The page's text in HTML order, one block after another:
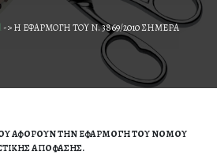
->Η ΕΦΑΡΜΟΓΗ ΤΟΥ Ν. 3869/2010 ΣΗΜΕΡΑ
ΑΦΟΡΟΥΝ ΤΗΝ ΕΦΑΡΜΟΓΗ ΤΟΥ ΝΟΜΟΥ
ΑΠΟΦΑΣΗΣ.